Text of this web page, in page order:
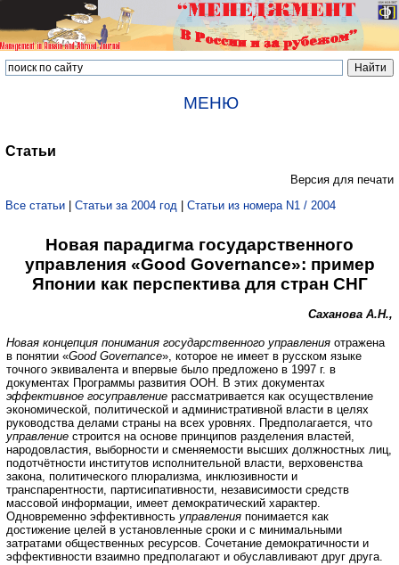
МЕНЮ
Статьи
Версия для печати
Все статьи | Статьи за 2004 год | Статьи из номера N1 / 2004
Новая парадигма государственного
управления «Good Governance»: пример
Японии как перспектива для стран СНГ
Саханова А.Н.,
Новая концепция понимания государственного управления отражена
в понятии «Good Governance», которое не имеет в русском языке
точного эквивалента и впервые было предложено в 1997 г. в
документах Программы развития ООН. В этих документах
эффективное госуправление рассматривается как осуществление
экономической, политической и административной власти в целях
руководства делами страны на всех уровнях. Предполагается, что
управление строится на основе принципов разделения властей,
народовластия, выборности и сменяемости высших должностных лиц,
подотчётности институтов исполнительной власти, верховенства
закона, политического плюрализма, инклюзивности и
транспарентности, партисипативности, независимости средств
массовой информации, имеет демократический характер.
Одновременно эффективность управления понимается как
достижение целей в установленные сроки и с минимальными
затратами общественных ресурсов. Сочетание демократичности и
эффективности взаимно предполагают и обуславливают друг друга.